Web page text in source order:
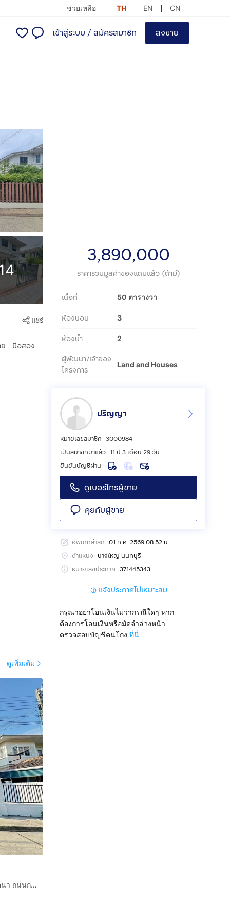
ช่วยเหลือ TH EN CN
เข้าสู่ระบบ / สมัครสมาชิก ลงขาย
แชร์
มือสอง
3,890,000
ราคารวมมูลค่าของแถมแล้ว (ถ้ามี)
เนื้อที่ 50 ตารางวา
ห้องนอน 3
ห้องน้ำ 2
ผู้พัฒนา/เจ้าของ
โครงการ
Land and Houses
ปริญญา
หมายเลขสมาชิก 3000984
เป็นสมาชิกมาแล้ว 11 ปี 3 เดือน 29 วัน
ยืนยันบัญชีผ่าน
ดูเบอร์โทรผู้ขาย
คุยกับผู้ขาย
อัพเดทล่าสุด 01 ก.ค. 2569 08:52 น.
ตำแหน่ง บางใหญ่ นนทบุรี
หมายเลขประกาศ 371445343
แจ้งประกาศไม่เหมาะสม
กรุณาอย่าโอนเงินไม่ว่ากรณีใดๆ หาก
ต้องการโอนเงินหรือมัดจำล่วงหน้า
ตรวจสอบบัญชีคนโกง ที่นี่
ดูเพิ่มเติม
บ้านเดี่ยว 2 ชั้น 51.8 ตร.ว. หมู่บ้านภัสสร8 บางใหญ่ ซอยกันตนา ถนนกาญจนาภิเษก บางใหญ่ นนทบุรี